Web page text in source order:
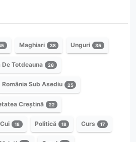
Maghiari 38 Unguri 35
Totdeauna 28
România Sub Asediu 25
Creștină 22
18 Politică 18 Curs 17